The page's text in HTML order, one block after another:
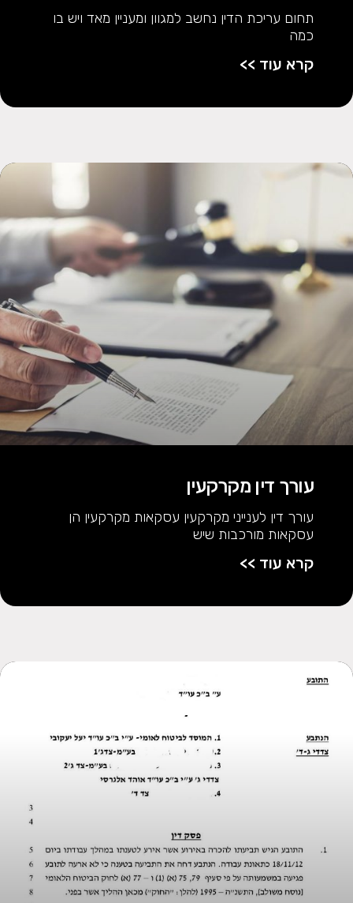
תחום עריכת הדין נחשב למגוון ומעניין מאד ויש בו
כמה
קרא עוד >>
עורך דין מקרקעין
עורך דין לענייני מקרקעין עסקאות מקרקעין הן
עסקאות מורכבות שיש
קרא עוד >>